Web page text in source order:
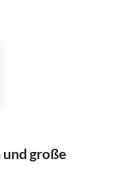
große